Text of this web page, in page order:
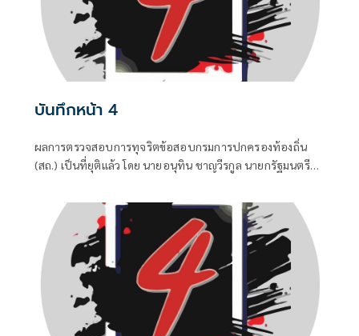
บันทึกหน้า 4
ผลการตรวจสอบการทุจริตข้อสอบกรมการปกครองท้องถิ่น
(สถ.) เป็นที่ยุติแล้ว โดย นายอนุทิน ชาญวีรกูล นายกรัฐมนตรี
อย่างที่ควรทำหมดแล้ว จบแล้ว